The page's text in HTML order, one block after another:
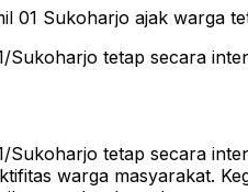
tetap secara
tetap secara
warga masyarakat.